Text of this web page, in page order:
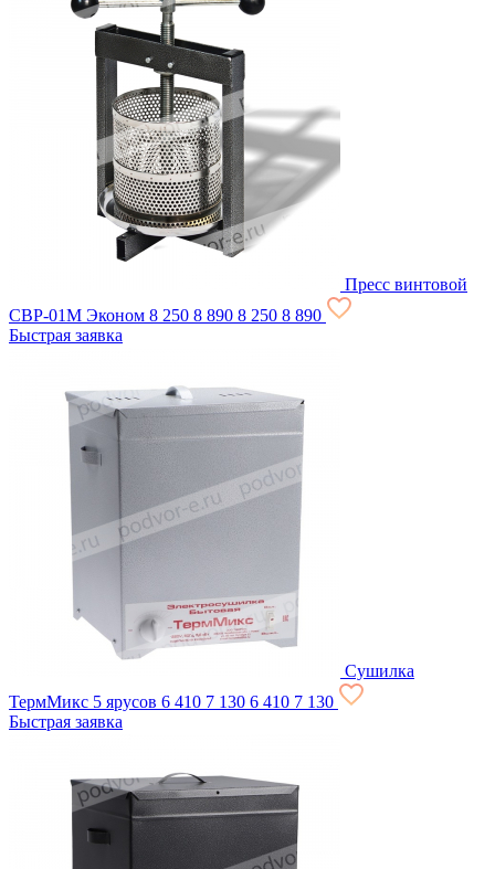
Пресс винтовой
СВР-01М Эконом 8 250 8 890 8 250 8 890
Быстрая заявка
Сушилка
ТермМикс 5 ярусов 6 410 7 130 6 410 7 130
Быстрая заявка